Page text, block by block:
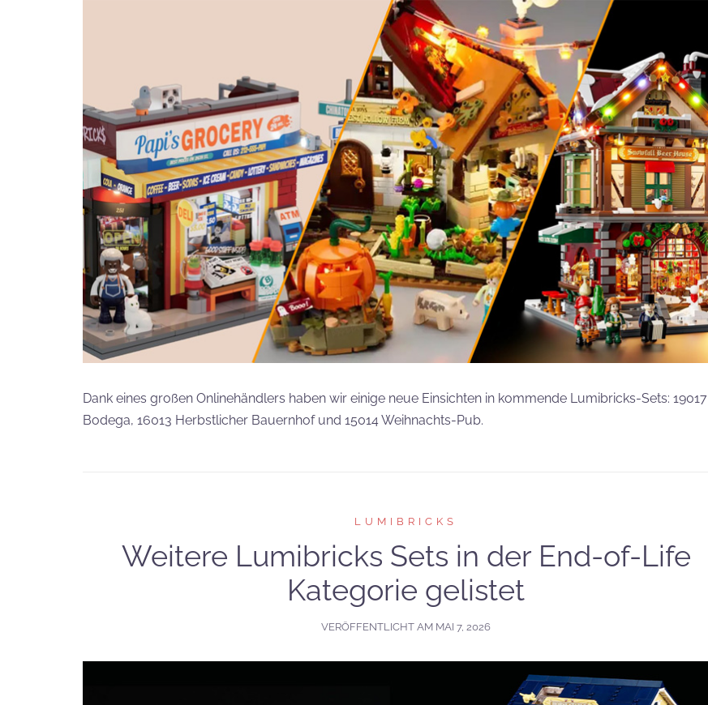
Dank eines großen Onlinehändlers haben wir einige neue Einsichten in kommende Lumibricks-Sets: 19017
Bodega, 16013 Herbstlicher Bauernhof und 15014 Weihnachts-Pub.
LUMIBRICKS
Weitere Lumibricks Sets in der End-of-Life
Kategorie gelistet
VERÖFFENTLICHT AM MAI 7, 2026